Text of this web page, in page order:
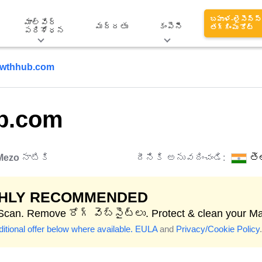
మాల్వేర్
పరిశోధన
మద్దతు కంపెనీ
బహుళ-లైసెన్స్
తగ్గింపు కోట్
నాటికి దీనికి అనువదించండి:
RECOMMENDED
Remove రోగ్ వెబ్‌సైట్‌లు. Protect & clean your
offer below where available. EULAand Privacy/Cookie Policy.